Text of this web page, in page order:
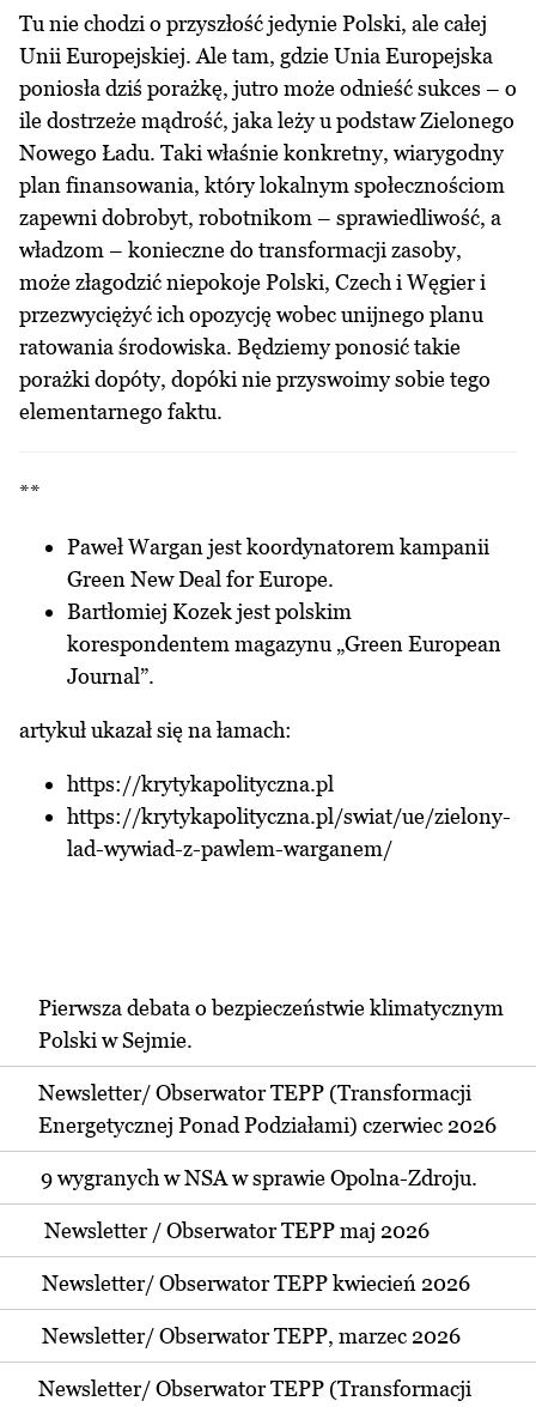
Tu nie chodzi o przyszłość jedynie Polski, ale całej
Unii Europejskiej. Ale tam, gdzie Unia Europejska
poniosła dziś porażkę, jutro może odnieść sukces – o
ile dostrzeże mądrość, jaka leży u podstaw Zielonego
Nowego Ładu. Taki właśnie konkretny, wiarygodny
plan finansowania, który lokalnym społecznościom
zapewni dobrobyt, robotnikom – sprawiedliwość, a
władzom – konieczne do transformacji zasoby,
może złagodzić niepokoje Polski, Czech i Węgier i
przezwyciężyć ich opozycję wobec unijnego planu
ratowania środowiska. Będziemy ponosić takie
porażki dopóty, dopóki nie przyswoimy sobie tego
elementarnego faktu.
**
Paweł Wargan jest koordynatorem kampanii
Green New Deal for Europe.
Bartłomiej Kozek jest polskim
korespondentem magazynu „Green European
Journal”.
artykuł ukazał się na łamach:
https://krytykapolityczna.pl
https://krytykapolityczna.pl/swiat/ue/zielony-
lad-wywiad-z-pawlem-warganem/
Pierwsza debata o bezpieczeństwie klimatycznym
Polski w Sejmie.
Newsletter/ Obserwator TEPP (Transformacji
Energetycznej Ponad Podziałami) czerwiec 2026
9 wygranych w NSA w sprawie Opolna-Zdroju.
Newsletter / Obserwator TEPP maj 2026
Newsletter/ Obserwator TEPP kwiecień 2026
Newsletter/ Obserwator TEPP, marzec 2026
Newsletter/ Obserwator TEPP (Transformacji